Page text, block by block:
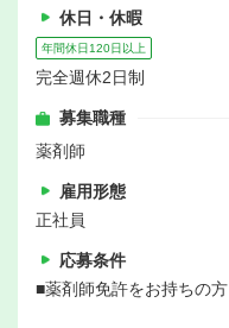
休日・休暇
年間休日120日以上
完全週休2日制
募集職種
薬剤師
雇用形態
正社員
応募条件
■薬剤師免許をお持ちの方